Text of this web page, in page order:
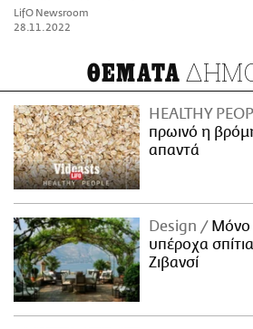
LifO Newsroom
28.11.2022
ΘΕΜΑΤΑ
HEALTHY
πρωινό η
απαντά
Design
Μόνο
υπέροχα
Ζιβανσί